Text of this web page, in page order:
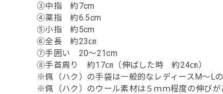
③中指 約7cm
④薬指 約6.5cm
⑤小指 約5cm
⑥全長 約23㎝
⑦手囲い 20～21cm
⑧手首周り 約17㎝（伸ばした時 約24㎝）
※佩（ハク）の手袋は一般的なレディースM～L
※佩（ハク）のウール素材は５ｍｍ程度の伸び